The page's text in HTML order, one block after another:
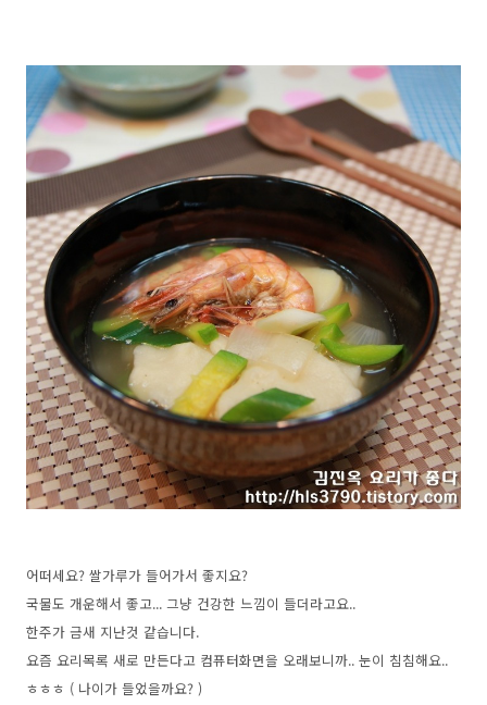
어떠세요? 쌀가루가 들어가서 좋지요?
국물도 개운해서 좋고... 그냥 건강한 느낌이 들더라고요..
한주가 금새 지난것 같습니다.
요즘 요리목록 새로 만든다고 컴퓨터화면을 오래보니까.. 눈이 침침해요..
ㅎㅎㅎ ( 나이가 들었을까요? )